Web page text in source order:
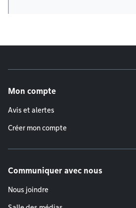
Mon compte
Avis et alertes
Créer mon compte
Communiquer avec nous
Nous joindre